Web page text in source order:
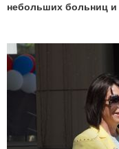
небольших больниц